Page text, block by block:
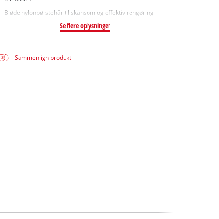
Bløde nylonbørstehår til skånsom og effektiv rengøring
Se flere oplysninger
Sammenlign produkt